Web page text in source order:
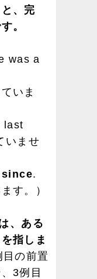
、完
。
was a
いま
last
いませ
since.
す。）
、ある
指しま
の前置
3例目